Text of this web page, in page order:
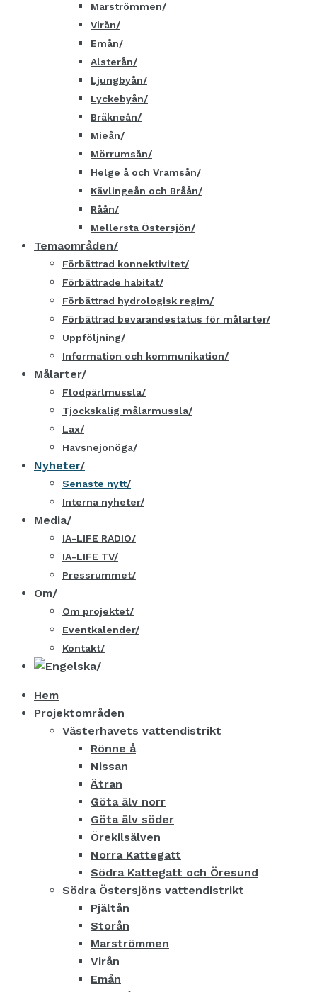
Marströmmen
Virån
Emån
Alsterån
Ljungbyån
Lyckebyån
Bräkneån
Mieån
Mörrumsån
Helge å och Vramsån
Kävlingeån och Bråån
Råån
Mellersta Östersjön
Temaområden
Förbättrad konnektivitet
Förbättrade habitat
Förbättrad hydrologisk regim
Förbättrad bevarandestatus för målarter
Uppföljning
Information och kommunikation
Målarter
Flodpärlmussla
Tjockskalig målarmussla
Lax
Havsnejonöga
Nyheter
Senaste nytt
Interna nyheter
Media
IA-LIFE RADIO
IA-LIFE TV
Pressrummet
Om
Om projektet
Eventkalender
Kontakt
Hem
Projektområden
Västerhavets vattendistrikt
Rönne å
Nissan
Ätran
Göta älv norr
Göta älv söder
Örekilsälven
Norra Kattegatt
Södra Kattegatt och Öresund
Södra Östersjöns vattendistrikt
Pjältån
Storån
Marströmmen
Virån
Emån